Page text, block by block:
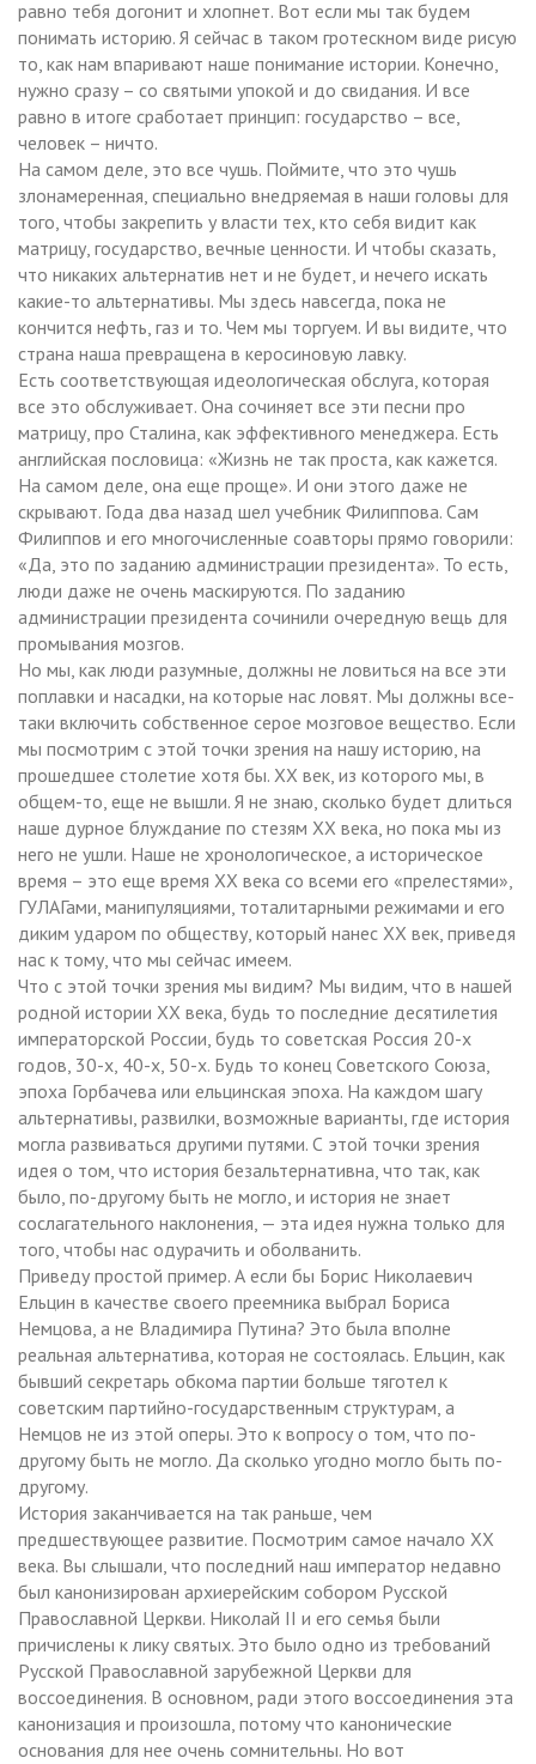
равно тебя догонит и хлопнет. Вот если мы так будем
понимать историю. Я сейчас в таком гротескном виде рисую
то, как нам впаривают наше понимание истории. Конечно,
нужно сразу – со святыми упокой и до свидания. И все
равно в итоге сработает принцип: государство – все,
человек – ничто.
На самом деле, это все чушь. Поймите, что это чушь
злонамеренная, специально внедряемая в наши головы для
того, чтобы закрепить у власти тех, кто себя видит как
матрицу, государство, вечные ценности. И чтобы сказать,
что никаких альтернатив нет и не будет, и нечего искать
какие-то альтернативы. Мы здесь навсегда, пока не
кончится нефть, газ и то. Чем мы торгуем. И вы видите, что
страна наша превращена в керосиновую лавку.
Есть соответствующая идеологическая обслуга, которая
все это обслуживает. Она сочиняет все эти песни про
матрицу, про Сталина, как эффективного менеджера. Есть
английская пословица: «Жизнь не так проста, как кажется.
На самом деле, она еще проще». И они этого даже не
скрывают. Года два назад шел учебник Филиппова. Сам
Филиппов и его многочисленные соавторы прямо говорили:
«Да, это по заданию администрации президента». То есть,
люди даже не очень маскируются. По заданию
администрации президента сочинили очередную вещь для
промывания мозгов.
Но мы, как люди разумные, должны не ловиться на все эти
поплавки и насадки, на которые нас ловят. Мы должны все-
таки включить собственное серое мозговое вещество. Если
мы посмотрим с этой точки зрения на нашу историю, на
прошедшее столетие хотя бы. ХХ век, из которого мы, в
общем-то, еще не вышли. Я не знаю, сколько будет длиться
наше дурное блуждание по стезям ХХ века, но пока мы из
него не ушли. Наше не хронологическое, а историческое
время – это еще время ХХ века со всеми его «прелестями»,
ГУЛАГами, манипуляциями, тоталитарными режимами и его
диким ударом по обществу, который нанес ХХ век, приведя
нас к тому, что мы сейчас имеем.
Что с этой точки зрения мы видим? Мы видим, что в нашей
родной истории ХХ века, будь то последние десятилетия
императорской России, будь то советская Россия 20-х
годов, 30-х, 40-х, 50-х. Будь то конец Советского Союза,
эпоха Горбачева или ельцинская эпоха. На каждом шагу
альтернативы, развилки, возможные варианты, где история
могла развиваться другими путями. С этой точки зрения
идея о том, что история безальтернативна, что так, как
было, по-другому быть не могло, и история не знает
сослагательного наклонения, — эта идея нужна только для
того, чтобы нас одурачить и оболванить.
Приведу простой пример. А если бы Борис Николаевич
Ельцин в качестве своего преемника выбрал Бориса
Немцова, а не Владимира Путина? Это была вполне
реальная альтернатива, которая не состоялась. Ельцин, как
бывший секретарь обкома партии больше тяготел к
советским партийно-государственным структурам, а
Немцов не из этой оперы. Это к вопросу о том, что по-
другому быть не могло. Да сколько угодно могло быть по-
другому.
История заканчивается на так раньше, чем
предшествующее развитие. Посмотрим самое начало ХХ
века. Вы слышали, что последний наш император недавно
был канонизирован архиерейским собором Русской
Православной Церкви. Николай II и его семья были
причислены к лику святых. Это было одно из требований
Русской Православной зарубежной Церкви для
воссоединения. В основном, ради этого воссоединения эта
канонизация и произошла, потому что канонические
основания для нее очень сомнительны. Но вот